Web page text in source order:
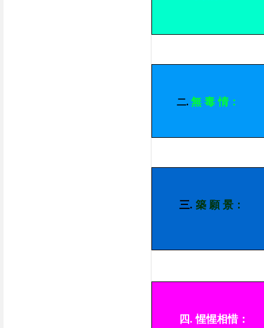
二. 無 毒 情：
三. 築 願 景：
四.惺惺相惜：